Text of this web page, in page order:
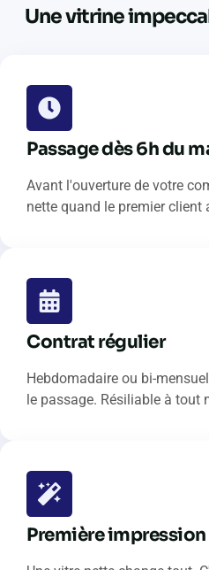
Une vitrine
Passage dès 6h du
Avant l'ouverture de votre
nette quand le premier client
Contrat régulier
Hebdomadaire ou bi-
le passage. Résiliable à tout
Première impression